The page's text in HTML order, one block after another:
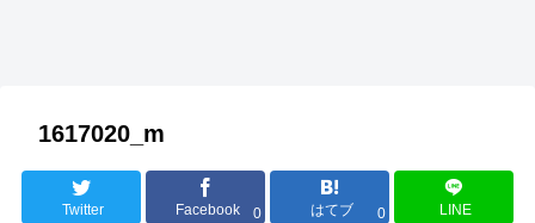
1617020_m
Twitter Facebook 0 はてブ 0 LINE